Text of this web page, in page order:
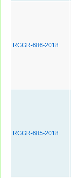
RGGR-686-2018
RGGR-685-2018